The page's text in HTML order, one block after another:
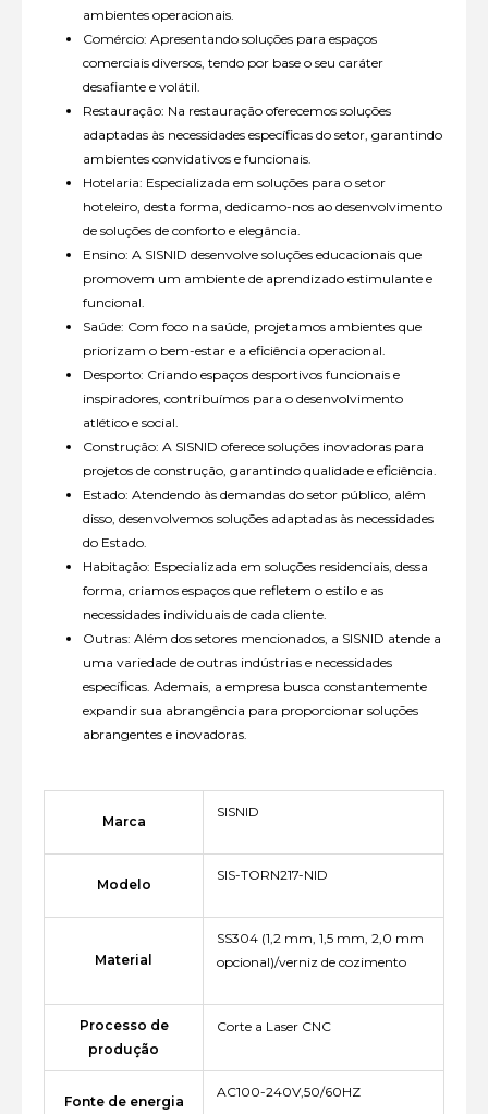
ambientes operacionais.
Comércio: Apresentando soluções para espaços
comerciais diversos, tendo por base o seu caráter
desafiante e volátil.
Restauração: Na restauração oferecemos soluções
adaptadas às necessidades específicas do setor, garantindo
ambientes convidativos e funcionais.
Hotelaria: Especializada em soluções para o setor
hoteleiro, desta forma, dedicamo-nos ao desenvolvimento
de soluções de conforto e elegância.
Ensino: A SISNID desenvolve soluções educacionais que
promovem um ambiente de aprendizado estimulante e
funcional.
Saúde: Com foco na saúde, projetamos ambientes que
priorizam o bem-estar e a eficiência operacional.
Desporto: Criando espaços desportivos funcionais e
inspiradores, contribuímos para o desenvolvimento
atlético e social.
Construção: A SISNID oferece soluções inovadoras para
projetos de construção, garantindo qualidade e eficiência.
Estado: Atendendo às demandas do setor público, além
disso, desenvolvemos soluções adaptadas às necessidades
do Estado.
Habitação: Especializada em soluções residenciais, dessa
forma, criamos espaços que refletem o estilo e as
necessidades individuais de cada cliente.
Outras: Além dos setores mencionados, a SISNID atende a
uma variedade de outras indústrias e necessidades
específicas. Ademais, a empresa busca constantemente
expandir sua abrangência para proporcionar soluções
abrangentes e inovadoras.
Marca
SISNID
Modelo
SIS-TORN217-NID
Material
SS304 (1,2 mm, 1,5 mm, 2,0 mm
opcional)/verniz de cozimento
Processo de
produção
Corte a Laser CNC
Fonte de energia
AC100-240V,50/60HZ